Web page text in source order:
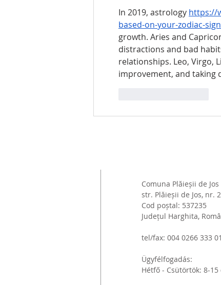
In 2019, astrology https://
based-on-your-zodiac-
growth. Aries and
distractions and bad
relationships. Leo, Virgo,
improvement, and taking
Comuna Plăieșii de Jos
str. Plăieșii de Jos, nr.
Cod poștal: 537235
Județul Harghita,
tel/fax: 004 0266 333
Ügyfélfogadás:
Hétfő - Csütörtök: 8-15